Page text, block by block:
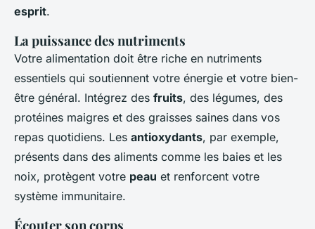
esprit.
La puissance des nutriments
Votre alimentation doit être riche en nutriments
essentiels qui soutiennent votre énergie et votre bien-
être général. Intégrez des fruits, des légumes, des
protéines maigres et des graisses saines dans vos
repas quotidiens. Les antioxydants, par exemple,
présents dans des aliments comme les baies et les
noix, protègent votre peau et renforcent votre
système immunitaire.
Écouter son corps